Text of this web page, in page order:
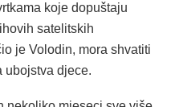
koje dopuštaju
satelitskih
je Volodin, mora shvatiti
ubojstva djece.